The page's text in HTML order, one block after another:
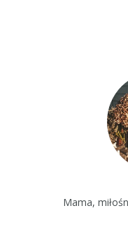
Mama,